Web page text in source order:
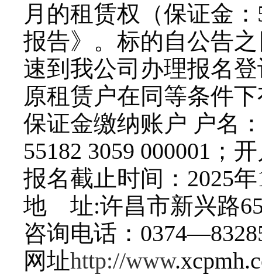
月的租赁权（保证金
报告》。标的自公告
速到我公司办理报名
原租赁户在同等条件
保证金缴纳账户 户名
55182 3059 000001；
报名截止时间： 2025
地
址:许昌市新兴路
咨询电话：
网址http://www